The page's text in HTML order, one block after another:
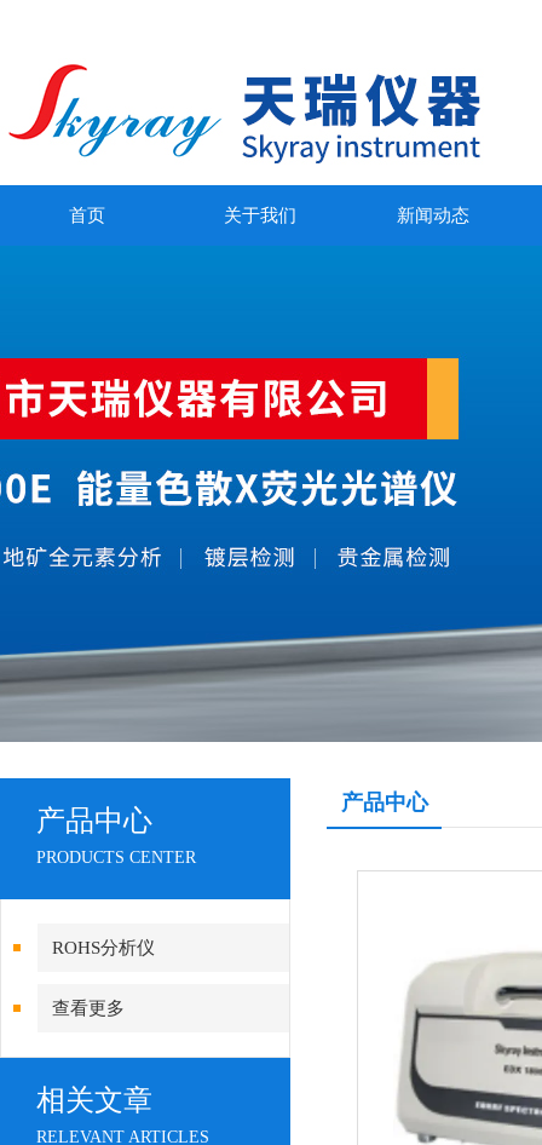
首页 关于我们 新闻动态
产品中心
PRODUCTS CENTER
ROHS分析仪
查看更多
相关文章
RELEVANT ARTICLES
产品中心